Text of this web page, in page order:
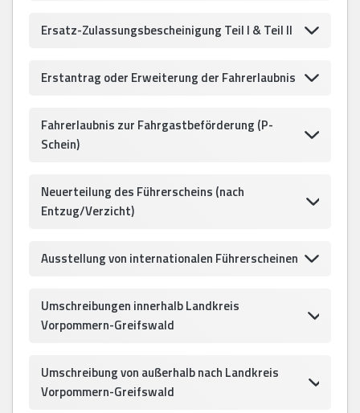
Ersatz-Zulassungsbescheinigung Teil I & Teil II
Erstantrag oder Erweiterung der Fahrerlaubnis
Fahrerlaubnis zur Fahrgastbeförderung (P-
Schein)
Neuerteilung des Führerscheins (nach
Entzug/Verzicht)
Ausstellung von internationalen Führerscheinen
Umschreibungen innerhalb Landkreis
Vorpommern-Greifswald
Umschreibung von außerhalb nach Landkreis
Vorpommern-Greifswald